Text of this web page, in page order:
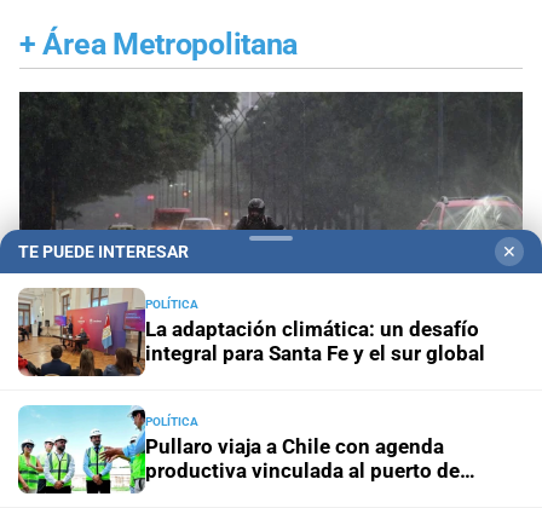
+ Área Metropolitana
Gestión de Riesgo Fenómeno El Niño: así es el
portal informativo que lanzó la ciudad de Santa Fe
TE PUEDE INTERESAR ✕
POLÍTICA
La adaptación climática: un desafío
integral para Santa Fe y el sur global
POLÍTICA
Pullaro viaja a Chile con agenda
productiva vinculada al puerto de